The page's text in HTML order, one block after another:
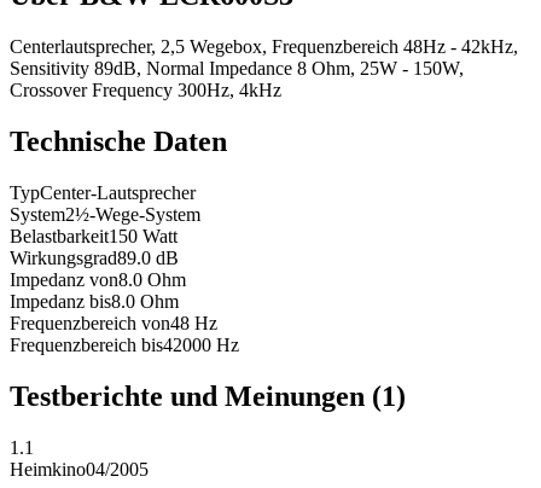
Centerlautsprecher, 2,5 Wegebox, Frequenzbereich 48Hz - 42kHz,
Sensitivity 89dB, Normal Impedance 8 Ohm, 25W - 150W,
Crossover Frequency 300Hz, 4kHz
Technische Daten
TypCenter-Lautsprecher
System2½-Wege-System
Belastbarkeit150 Watt
Wirkungsgrad89.0 dB
Impedanz von8.0 Ohm
Impedanz bis8.0 Ohm
Frequenzbereich von48 Hz
Frequenzbereich bis42000 Hz
Testberichte und Meinungen (1)
1.1
Heimkino04/2005